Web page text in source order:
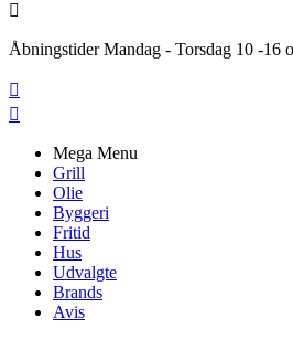

Åbningstider Mandag - Torsdag 10 -16


Mega Menu
Grill
Olie
Byggeri
Fritid
Hus
Udvalgte
Brands
Avis